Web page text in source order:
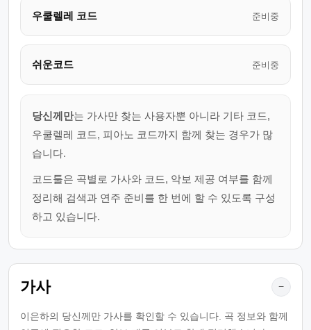
우쿨렐레 코드 준비중
쉬운코드 준비중
당신께만는 가사만 찾는 사용자뿐 아니라 기타 코드,
우쿨렐레 코드, 피아노 코드까지 함께 찾는 경우가 많
습니다.
코드툴은 곡별로 가사와 코드, 악보 제공 여부를 함께
정리해 검색과 연주 준비를 한 번에 할 수 있도록 구성
하고 있습니다.
가사 −
이은하의 당신께만 가사를 확인할 수 있습니다. 곡 정보와 함께